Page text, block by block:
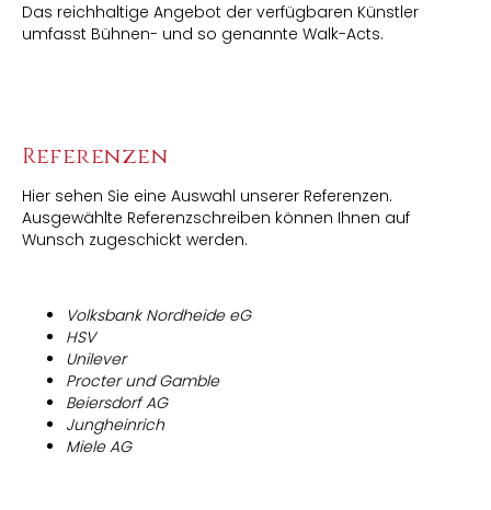
Das reichhaltige Angebot der verfügbaren Künstler
umfasst Bühnen- und so genannte Walk-Acts.
Referenzen
Hier sehen Sie eine Auswahl unserer Referenzen.
Ausgewählte Referenzschreiben können Ihnen auf
Wunsch zugeschickt werden.
Volksbank Nordheide eG
HSV
Unilever
Procter und Gamble
Beiersdorf AG
Jungheinrich
Miele AG